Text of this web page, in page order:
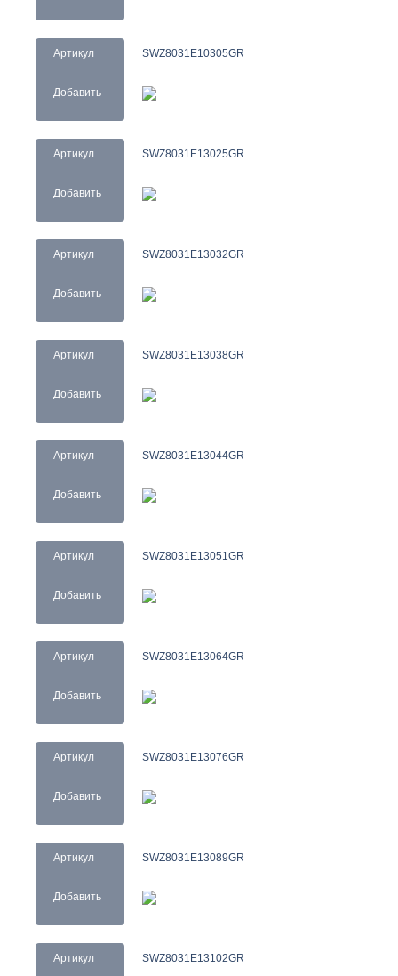
Артикул
Добавить
SWZ8031E10305GR
Артикул
Добавить
SWZ8031E13025GR
Артикул
Добавить
SWZ8031E13032GR
Артикул
Добавить
SWZ8031E13038GR
Артикул
Добавить
SWZ8031E13044GR
Артикул
Добавить
SWZ8031E13051GR
Артикул
Добавить
SWZ8031E13064GR
Артикул
Добавить
SWZ8031E13076GR
Артикул
Добавить
SWZ8031E13089GR
Артикул SWZ8031E13102GR